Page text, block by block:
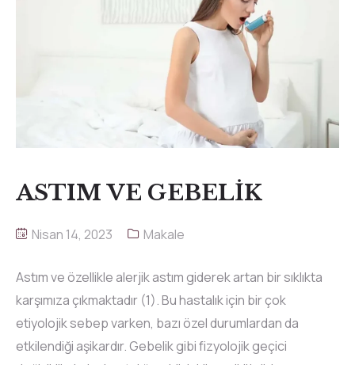
ASTIM VE GEBELİK
Nisan 14, 2023 Makale
Astım ve özellikle alerjik astım giderek artan bir sıklıkta
karşımıza çıkmaktadır (1). Bu hastalık için bir çok
etiyolojik sebep varken, bazı özel durumlardan da
etkilendiği aşikardır. Gebelik gibi fizyolojik geçici